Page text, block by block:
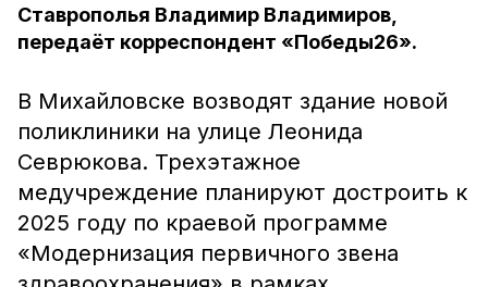
Ставрополья Владимир Владимиров,
передаёт корреспондент «Победы26».
В Михайловске возводят здание новой
поликлиники на улице Леонида
Севрюкова. Трехэтажное
медучреждение планируют достроить к
2025 году по краевой программе
«Модернизация первичного звена